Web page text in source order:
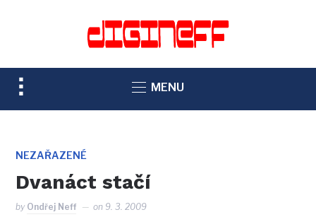
TOGGLE
SIDEBAR
NAVIGATION
MENU
NEZAŘAZENÉ
Dvanáct stačí
by Ondřej Neff on 9. 3. 2009